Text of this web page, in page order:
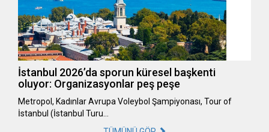
İstanbul 2026’da sporun küresel başkenti
oluyor: Organizasyonlar peş peşe
Metropol, Kadınlar Avrupa Voleybol Şampiyonası, Tour of
İstanbul (İstanbul Turu…